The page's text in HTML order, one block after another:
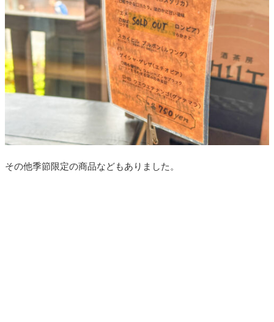
その他季節限定の商品などもありました。